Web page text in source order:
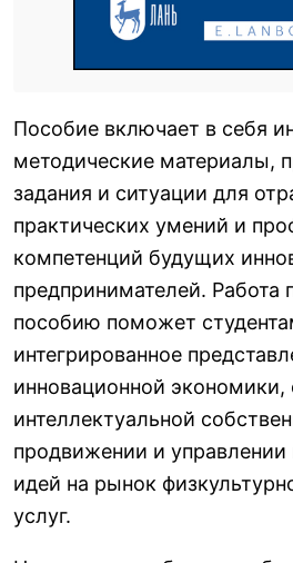
Пособие включает в себя
методические материалы,
задания и ситуации для
практических умений и
компетенций будущих
предпринимателей. Работа
пособию поможет
интегрированное
инновационной
интеллектуальной
продвижении и
идей на рынок
услуг.